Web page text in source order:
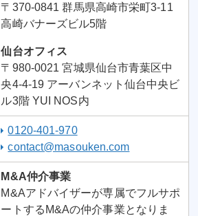
〒370-0841 群馬県高崎市栄町3-11
高崎バナーズビル5階
仙台オフィス
〒980-0021 宮城県仙台市青葉区中
央4-4-19 アーバンネット仙台中央ビ
ル3階 YUI NOS内
0120-401-970
contact@masouken.com
M&A仲介事業
M&Aアドバイザーが専属でフルサポ
ートするM&Aの仲介事業となりま